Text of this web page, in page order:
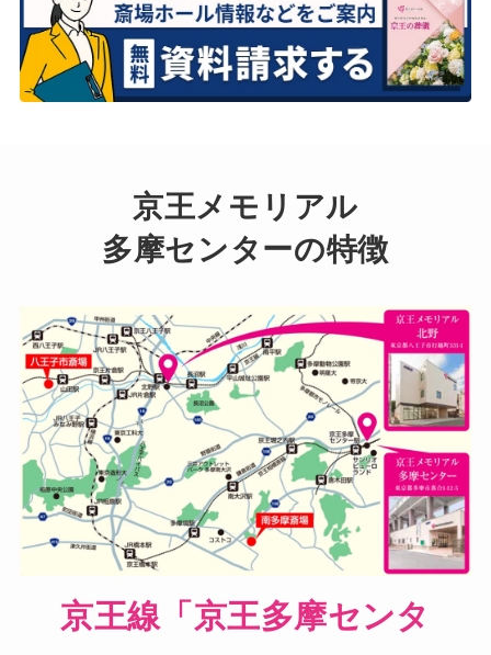
京王メモリアル
多摩センターの特徴
京王線「京王多摩センタ